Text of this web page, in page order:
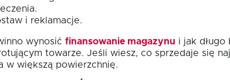
i reklamacje.
wynosić finansowanie magazynu i jak
towarze. Jeśli wiesz, co sprzedaje się
w większą powierzchnię.